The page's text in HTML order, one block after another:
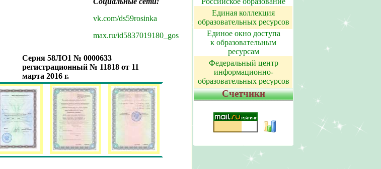
vk.com/ds59rosinka
max.ru/id5837019180_gos
Серия 58ЛО1 № 0000633
регистрационный № 11818 от 11
марта 2016 г.
Единая коллекция
образовательных ресурсов
Единое окно доступа
к образовательным
ресурсам
Федеральный центр
информационно-
образовательных ресурсов
Счетчики